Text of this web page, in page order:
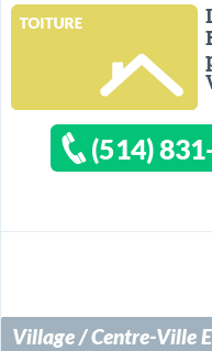
(514)
Village / Centre-Ville